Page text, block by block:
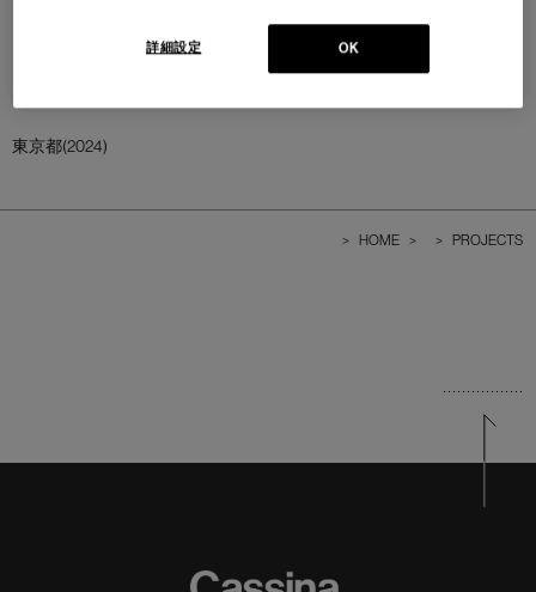
東京都(2024)
> HOME > > PROJECTS
OK
詳細設定